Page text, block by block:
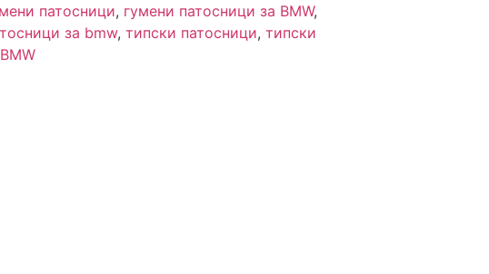
патосници, гумени патосници за BMW,
за bmw, типски патосници, типски